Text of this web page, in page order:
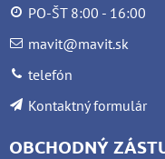
PO-ŠT 8:00 - 16:00
mavit@mavit.sk
telefón
Kontaktný formulár
OBCHODNÝ